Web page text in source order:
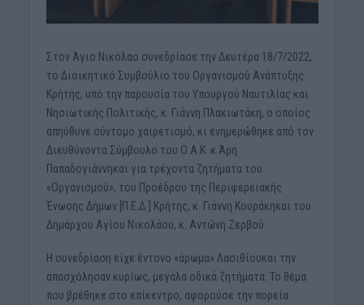
Στον Άγιο Νικόλαο συνεδρίασε την Δευτέρα 18/7/2022,
το Διοικητικό Συμβούλιο του Οργανισμού Ανάπτυξης
Κρήτης, υπό την παρουσία του Υπουργού Ναυτιλίας και
Νησιωτικής Πολιτικής, κ. Γιάννη Πλακιωτάκη, ο οποίος
απηύθυνε σύντομο χαιρετισμό, κι ενημερώθηκε από τον
Διευθύνοντα Σύμβουλο του Ο.Α.Κ. κ Άρη
Παπαδογιάννηκαι για τρέχοντα ζητήματα του
«Οργανισμού», του Προέδρου της Περιφερειακής
Ένωσης Δήμων [Π.Ε.Δ.] Κρήτης, κ. Γιάννη Κουράκηκαι του
Δημάρχου Αγίου Νικολάου, κ. Αντώνη Ζερβού.
Η συνεδρίαση είχε έντονο «άρωμα» Λασιθίουκαι την
απασχόλησαν κυρίως, μεγάλα οδικά ζητήματα. Το θέμα
που βρέθηκε στο επίκεντρο, αφορούσε την πορεία